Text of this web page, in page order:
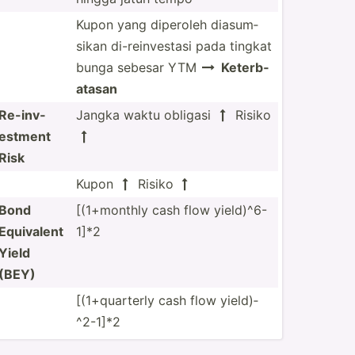
Kupon yang diperoleh diasum­
sikan di-rei­nve­stasi pada tingkat
bunga sebesar YTM  Keterb­
atasan
inv­
Jangka waktu obligasi  Risiko

Kupon  Risiko 
[(1+mo­nthly cash flow yield)­^6-
1]*2
[(1+qu­arterly cash flow yield)­
^2-1]*2